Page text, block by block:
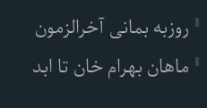
روزبه بمانی آخرالزمون
ماهان بهرام خان تا ابد